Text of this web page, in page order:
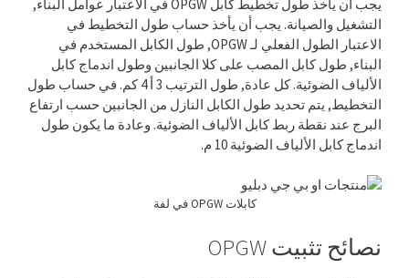
يجب أن يأخذ طول تخطيط كابل OPGW في الاعتبار عوامل البناء,
التشغيل والصيانة. يجب أن يأخذ حساب طول التخطيط في
الاعتبار الطول الفعلي لـ OPGW, طول الكابل المستخدم في
البناء, طول كابل المصب على كلا الجانبين وطول اندماج كابل
الألياف الضوئية. كل عادة, طول الترتيب 3 أ 4 كم. في حساب طول
التخطيط, يتم تحديد طول الكابل النازل من الجانبين حسب ارتفاع
البرج عند نقطة ربط كابل الألياف الضوئية. وعادة ما يكون طول
اندماج كابل الألياف الضوئية 10 م.
كابلات OPGW في لفة
نصائح تثبيت OPGW